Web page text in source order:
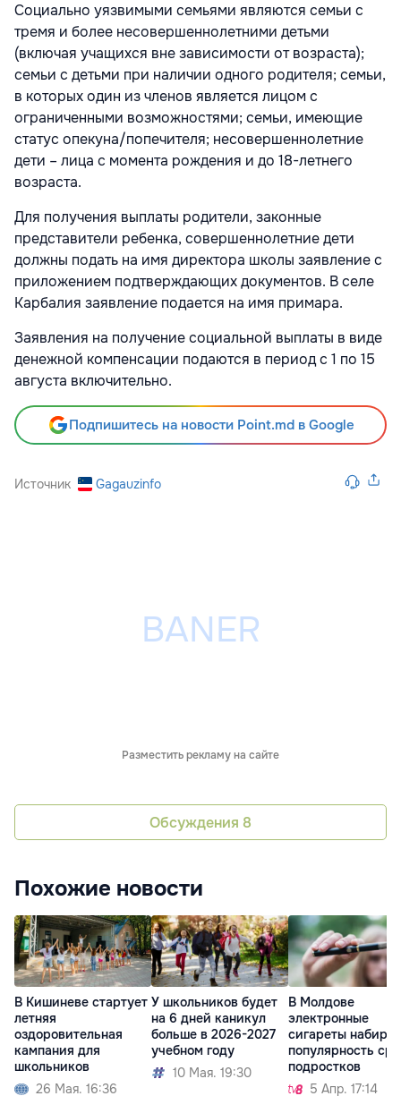
Социально уязвимыми семьями являются семьи с
тремя и более несовершеннолетними детьми
(включая учащихся вне зависимости от возраста);
семьи с детьми при наличии одного родителя; семьи,
в которых один из членов является лицом с
ограниченными возможностями; семьи, имеющие
статус опекуна/попечителя; несовершеннолетние
дети – лица с момента рождения и до 18-летнего
возраста.
Для получения выплаты родители, законные
представители ребенка, совершеннолетние дети
должны подать на имя директора школы заявление с
приложением подтверждающих документов. В селе
Карбалия заявление подается на имя примара.
Заявления на получение социальной выплаты в виде
денежной компенсации подаются в период с 1 по 15
августа включительно.
Подпишитесь на новости Point.md в Google
Источник Gagauzinfo
Разместить рекламу на сайте
Обсуждения 8
Похожие новости
В Кишиневе стартует
летняя
оздоровительная
кампания для
школьников
26 Мая. 16:36
У школьников будет
на 6 дней каникул
больше в 2026-2027
учебном году
10 Мая. 19:30
В Молдове
электронные
сигареты
популярность
подростков
5 Апр. 17:14